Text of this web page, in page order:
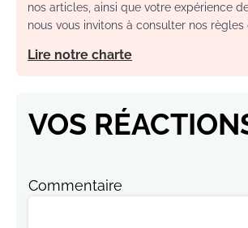
nos articles, ainsi que votre expérience
nous vous invitons à consulter nos règles
Lire notre charte
VOS
Commentaire